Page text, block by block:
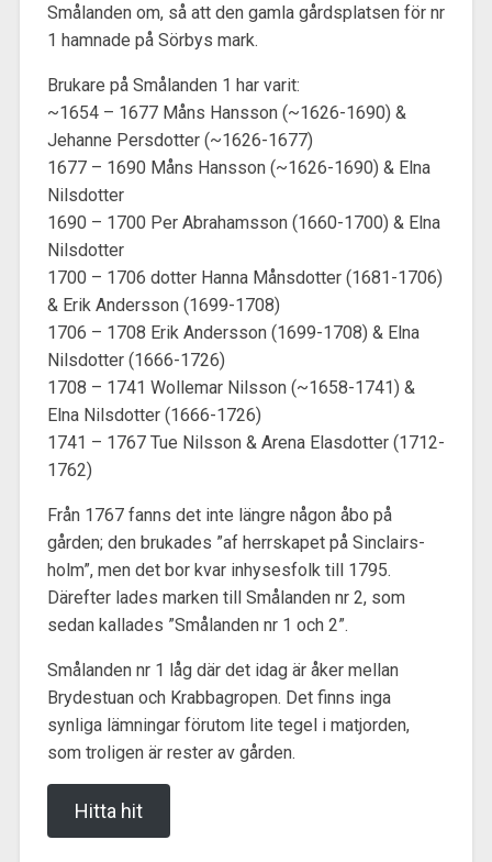
Smålanden om, så att den gamla gårdsplatsen för nr
1 hamnade på Sörbys mark.
Brukare på Smålanden 1 har varit:
~1654 – 1677 Måns Hansson (~1626-1690) &
Jehanne Persdotter (~1626-1677)
1677 – 1690 Måns Hansson (~1626-1690) & Elna
Nilsdotter
1690 – 1700 Per Abrahamsson (1660-1700) & Elna
Nilsdotter
1700 – 1706 dotter Hanna Månsdotter (1681-1706)
& Erik Andersson (1699-1708)
1706 – 1708 Erik Andersson (1699-1708) & Elna
Nilsdotter (1666-1726)
1708 – 1741 Wollemar Nilsson (~1658-1741) &
Elna Nilsdotter (1666-1726)
1741 – 1767 Tue Nilsson & Arena Elasdotter (1712-
1762)
Från 1767 fanns det inte längre någon åbo på
gården; den brukades ”af herrskapet på Sin­clairs­­
holm”, men det bor kvar inhysesfolk till 1795.
Därefter lades marken till Smålanden nr 2, som
sedan kallades ”Smålanden nr 1 och 2”.
Smålanden nr 1 låg där det idag är åker mellan
Brydestuan och Krabbagropen. Det finns inga
synliga lämningar förutom lite tegel i matjorden,
som troligen är rester av gården.
Hitta hit